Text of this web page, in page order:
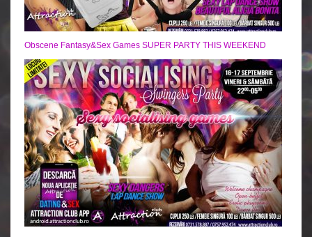
Obscene Fantasy&Sex Games SUPER PARTY THIS WEEKEND